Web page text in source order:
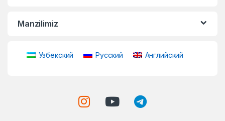
Manzilimiz
Узбекский Русский Английский